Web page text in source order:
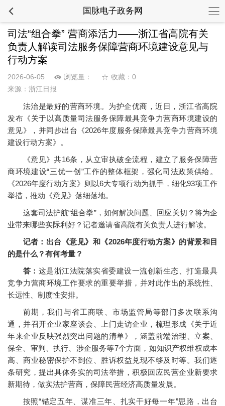
国脉电子政务网
司法“组合拳” 营商添活力——浙江省高院有关
负责人解读司法服务保障营商环境建设意见与
行动方案
2026-06-05 浏览量：
收藏：0
来源：浙江日报
法治是最好的营商环境。为护企优商，近日，浙江省高院
发布《关于以高质量司法服务保障最具竞争力营商环境建设的
意见》，并同步出台《2026年度服务保障最具竞争力营商环境
建设行动方案》。
《意见》共16条，从立审执破全流程，建立了服务保障营
商环境建设“三优一创”工作的整体框架，强化司法政策供给。
《2026年度行动方案》则以6大专项行动为抓手，细化93项工作
举措，推动《意见》落细落地。
这套司法护航“组合拳”，如何解决问题、回应关切？将为企
业带来哪些实际利好？记者邀请省高院有关负责人进行解读。
记者：出台《意见》和《2026年度行动方案》的背景和目
的是什么？有何考量？
答： 这是浙江法院落实省委建设一流创新生态、打造最具
竞争力营商环境工作要求的重要举措，并对此作出的系统性、
长远性、制度性安排。
前期，我们与省工商联、市场监管局等部门多次联系沟
通，并召开企业家座谈会、上门走访企业，梳理形成《关于近
年来企业反映强烈突出问题的清单》，涵盖前端治理、立案、
保全、审判、执行、涉企服务等7个方面，如知识产权维权成本
高、商业秘密保护不到位、胜诉权益兑现不够及时等。我们逐
条研究，提出具体务实的司法举措，积极回应民营企业新要求
新期待，做实法护营商，保障民营经济高质量发展。
按照“锚定五年、谋准三年、扎实干好每一年”思路，出台